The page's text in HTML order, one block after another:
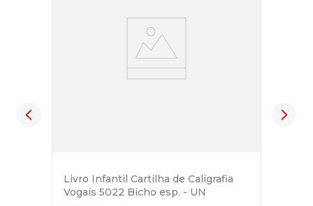
Livro Infantil Cartilha de Caligrafia
Vogais 5022 Bicho esp. - UN